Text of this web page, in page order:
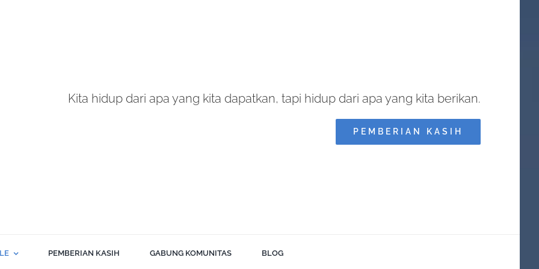
Kita hidup dari apa yang kita dapatkan, tapi hidup dari apa yang kita berikan.
PEMBERIAN KASIH
PEMBERIAN KASIH GABUNG KOMUNITAS BLOG